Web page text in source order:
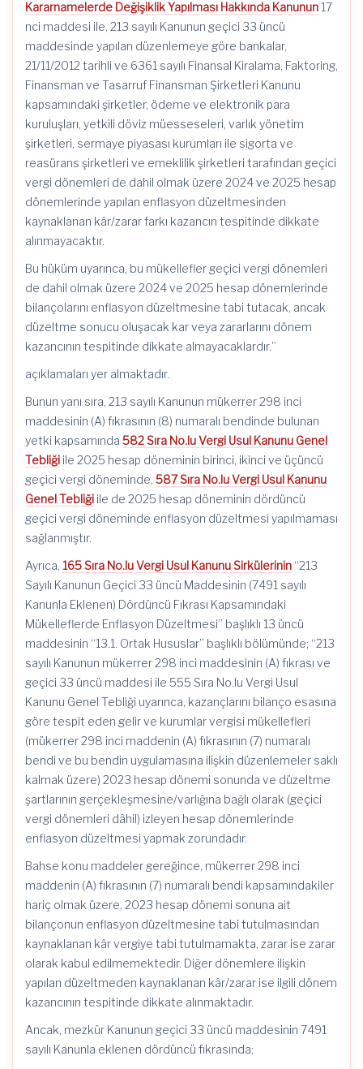
Kararnamelerde Değişiklik Yapılması Hakkında Kanunun 17
nci maddesi ile, 213 sayılı Kanunun geçici 33 üncü
maddesinde yapılan düzenlemeye göre bankalar,
21/11/2012 tarihli ve 6361 sayılı Finansal Kiralama, Faktoring,
Finansman ve Tasarruf Finansman Şirketleri Kanunu
kapsamındaki şirketler, ödeme ve elektronik para
kuruluşları, yetkili döviz müesseseleri, varlık yönetim
şirketleri, sermaye piyasası kurumları ile sigorta ve
reasürans şirketleri ve emeklilik şirketleri tarafından geçici
vergi dönemleri de dahil olmak üzere 2024 ve 2025 hesap
dönemlerinde yapılan enflasyon düzeltmesinden
kaynaklanan kâr/zarar farkı kazancın tespitinde dikkate
alınmayacaktır.
Bu hüküm uyarınca, bu mükellefler geçici vergi dönemleri
de dahil olmak üzere 2024 ve 2025 hesap dönemlerinde
bilançolarını enflasyon düzeltmesine tabi tutacak, ancak
düzeltme sonucu oluşacak kar veya zararlarını dönem
kazancının tespitinde dikkate almayacaklardır.”
açıklamaları yer almaktadır.
Bunun yanı sıra, 213 sayılı Kanunun mükerrer 298 inci
maddesinin (A) fıkrasının (8) numaralı bendinde bulunan
yetki kapsamında 582 Sıra No.lu Vergi Usul Kanunu Genel
Tebliği ile 2025 hesap döneminin birinci, ikinci ve üçüncü
geçici vergi döneminde, 587 Sıra No.lu Vergi Usul Kanunu
Genel Tebliği ile de 2025 hesap döneminin dördüncü
geçici vergi döneminde enflasyon düzeltmesi yapılmaması
sağlanmıştır.
Ayrıca, 165 Sıra No.lu Vergi Usul Kanunu Sirkülerinin “213
Sayılı Kanunun Geçici 33 üncü Maddesinin (7491 sayılı
Kanunla Eklenen) Dördüncü Fıkrası Kapsamındaki
Mükelleflerde Enflasyon Düzeltmesi” başlıklı 13 üncü
maddesinin “13.1. Ortak Hususlar” başlıklı bölümünde; “213
sayılı Kanunun mükerrer 298 inci maddesinin (A) fıkrası ve
geçici 33 üncü maddesi ile 555 Sıra No.lu Vergi Usul
Kanunu Genel Tebliği uyarınca, kazançlarını bilanço esasına
göre tespit eden gelir ve kurumlar vergisi mükellefleri
(mükerrer 298 inci maddenin (A) fıkrasının (7) numaralı
bendi ve bu bendin uygulamasına ilişkin düzenlemeler saklı
kalmak üzere) 2023 hesap dönemi sonunda ve düzeltme
şartlarının gerçekleşmesine/varlığına bağlı olarak (geçici
vergi dönemleri dâhil) izleyen hesap dönemlerinde
enflasyon düzeltmesi yapmak zorundadır.
Bahse konu maddeler gereğince, mükerrer 298 inci
maddenin (A) fıkrasının (7) numaralı bendi kapsamındakiler
hariç olmak üzere, 2023 hesap dönemi sonuna ait
bilançonun enflasyon düzeltmesine tabi tutulmasından
kaynaklanan kâr vergiye tabi tutulmamakta, zarar ise zarar
olarak kabul edilmemektedir. Diğer dönemlere ilişkin
yapılan düzeltmeden kaynaklanan kâr/zarar ise ilgili dönem
kazancının tespitinde dikkate alınmaktadır.
Ancak, mezkûr Kanunun geçici 33 üncü maddesinin 7491
sayılı Kanunla eklenen dördüncü fıkrasında;